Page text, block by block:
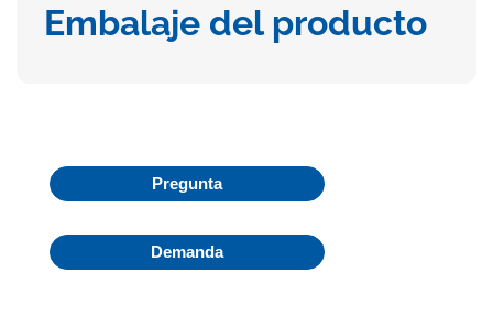
Embalaje del producto
Pregunta
Demanda